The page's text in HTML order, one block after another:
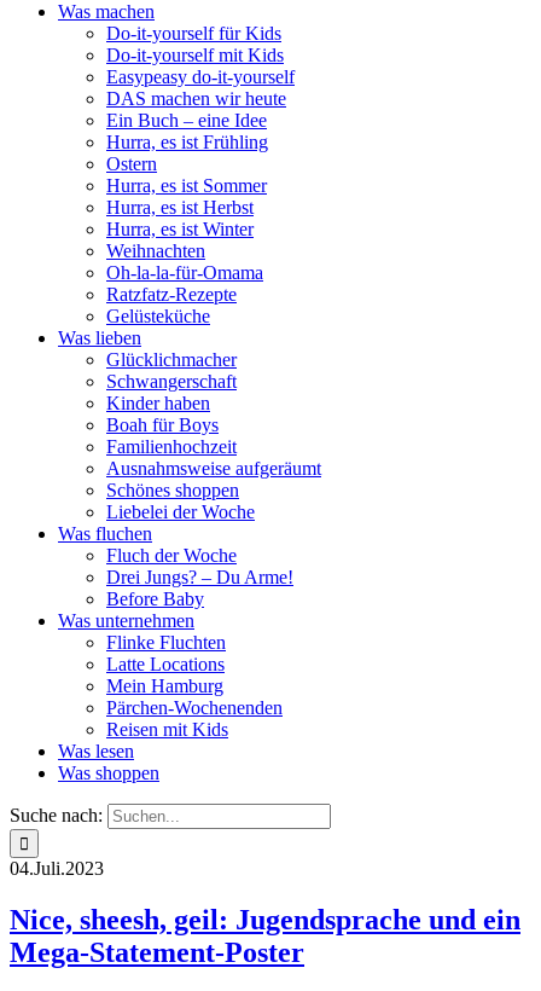
Was machen
Do-it-yourself für Kids
Do-it-yourself mit Kids
Easypeasy do-it-yourself
DAS machen wir heute
Ein Buch – eine Idee
Hurra, es ist Frühling
Ostern
Hurra, es ist Sommer
Hurra, es ist Herbst
Hurra, es ist Winter
Weihnachten
Oh-la-la-für-Omama
Ratzfatz-Rezepte
Gelüsteküche
Was lieben
Glücklichmacher
Schwangerschaft
Kinder haben
Boah für Boys
Familienhochzeit
Ausnahmsweise aufgeräumt
Schönes shoppen
Liebelei der Woche
Was fluchen
Fluch der Woche
Drei Jungs? – Du Arme!
Before Baby
Was unternehmen
Flinke Fluchten
Latte Locations
Mein Hamburg
Pärchen-Wochenenden
Reisen mit Kids
Was lesen
Was shoppen
Suche nach:
04.Juli.2023
Nice, sheesh, geil: Jugendsprache und ein
Mega-Statement-Poster